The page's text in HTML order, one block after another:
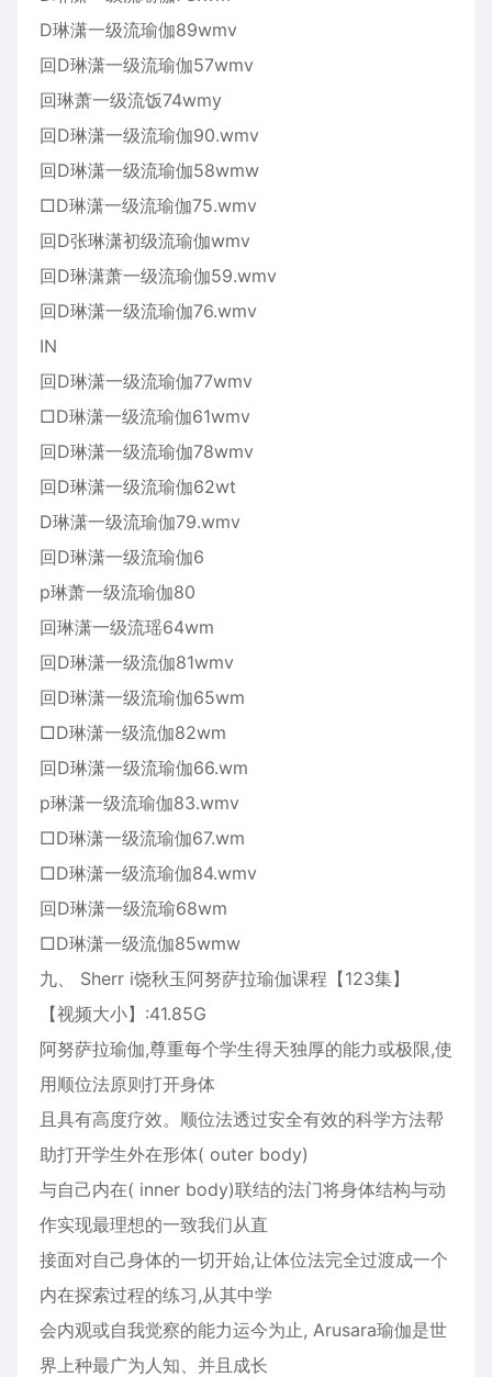
D琳潇一级流瑜伽89wmv
回D琳潇一级流瑜伽57wmv
回琳萧一级流饭74wmy
回D琳潇一级流瑜伽90.wmv
回D琳潇一级流瑜伽58wmw
□D琳潇一级流瑜伽75.wmv
回D张琳潇初级流瑜伽wmv
回D琳潇萧一级流瑜伽59.wmv
回D琳潇一级流瑜伽76.wmv
IN
回D琳潇一级流瑜伽77wmv
□D琳潇一级流瑜伽61wmv
回D琳潇一级流瑜伽78wmv
回D琳潇一级流瑜伽62wt
D琳潇一级流瑜伽79.wmv
回D琳潇一级流瑜伽6
p琳萧一级流瑜伽80
回琳潇一级流瑶64wm
回D琳潇一级流伽81wmv
回D琳潇一级流瑜伽65wm
□D琳潇一级流伽82wm
回D琳潇一级流瑜伽66.wm
p琳潇一级流瑜伽83.wmv
□D琳潇一级流瑜伽67.wm
□D琳潇一级流瑜伽84.wmv
回D琳潇一级流瑜68wm
□D琳潇一级流伽85wmw
九、 Sherr i饶秋玉阿努萨拉瑜伽课程【123集】
【视频大小】:41.85G
阿努萨拉瑜伽,尊重每个学生得天独厚的能力或极限,使
用顺位法原则打开身体
且具有高度疗效。顺位法透过安全有效的科学方法帮
助打开学生外在形体( outer body)
与自己内在( inner body)联结的法门将身体结构与动
作实现最理想的一致我们从直
接面对自己身体的一切开始,让体位法完全过渡成一个
内在探索过程的练习,从其中学
会内观或自我觉察的能力运今为止, Arusara瑜伽是世
界上种最广为人知、并且成长